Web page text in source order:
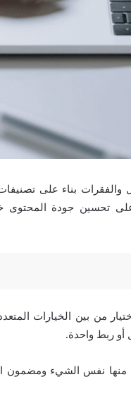
بناء على
على تحسين جودة
من بين الخيارات
أو ربط واحدة.
منها نفس الشيء ومضمون